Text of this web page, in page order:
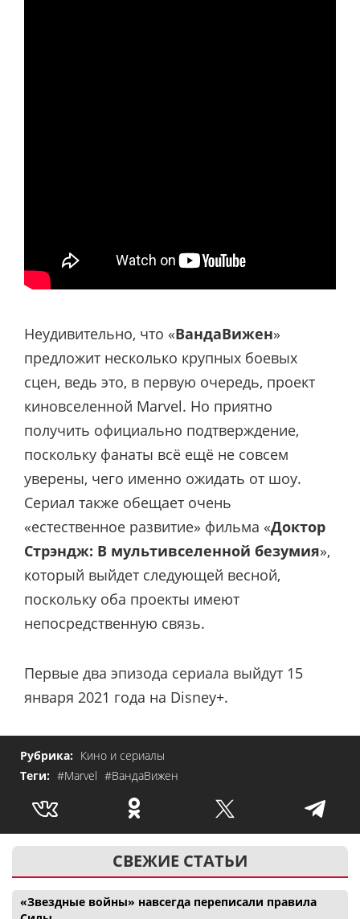
Неудивительно, что «ВандаВижен»
предложит несколько крупных боевых
сцен, ведь это, в первую очередь, проект
киновселенной Marvel. Но приятно
получить официально подтверждение,
поскольку фанаты всё ещё не совсем
уверены, чего именно ожидать от шоу.
Сериал также обещает очень
«естественное развитие» фильма «Доктор
Стрэндж: В мультивселенной безумия»,
который выйдет следующей весной,
поскольку оба проекты имеют
непосредственную связь.
Первые два эпизода сериала выйдут 15
января 2021 года на Disney+.
Рубрика: Кино и сериалы
Теги: #Marvel #ВандаВижен
СВЕЖИЕ СТАТЬИ
«Звездные войны» навсегда переписали правила